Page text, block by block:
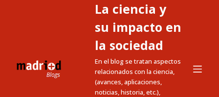
La ciencia y
su impacto en
la sociedad
En el blog se tratan aspectos
relacionados con la ciencia,
(avances, aplicaciones,
noticias, historia, etc.),